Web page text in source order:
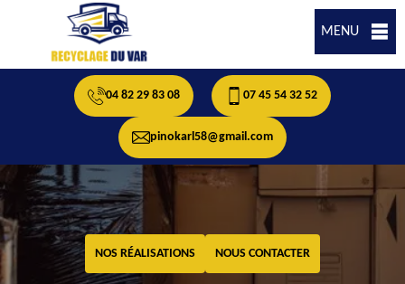
MENU
04 82 29 83 08 07 45 54 32 52
pinokarl58@gmail.com
NOS RÉALISATIONS NOUS CONTACTER